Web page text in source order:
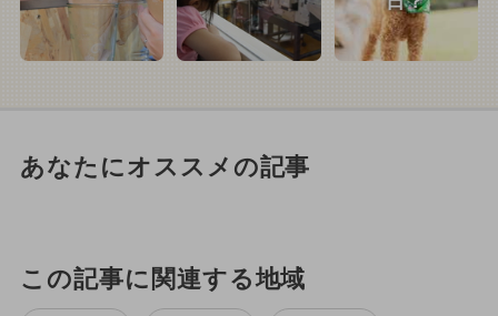
あなたにオススメの記事
この記事に関連する地域